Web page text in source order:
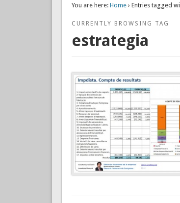
You are here: Home› Entries tagged
CURRENTLY BROWSING TAG
estrategia